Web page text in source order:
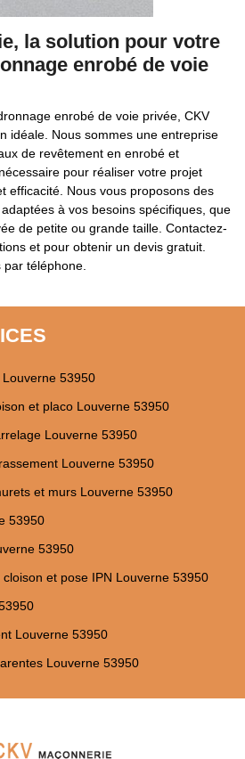
la solution pour votre
enrobé de voie
enrobé de voie privée, CKV
idéale. Nous sommes une entreprise
de revêtement en enrobé et
pour réaliser votre projet
efficacité. Nous vous proposons des
à vos besoins spécifiques, que
de petite ou grande taille. Contactez-
et pour obtenir un devis gratuit.
téléphone.
53950
et placo Louverne 53950
Louverne 53950
Louverne 53950
et murs Louverne 53950
53950
53950
et pose IPN Louverne 53950
Louverne 53950
Louverne 53950